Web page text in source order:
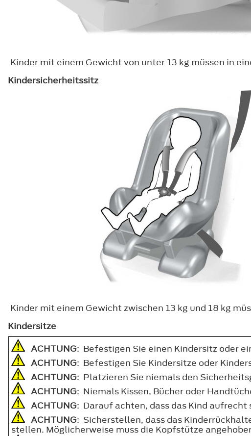
Kinder mit einem Gewicht von unter 13 kg müssen in
Kindersicherheitssitz
Kinder mit einem Gewicht zwischen 13 kg und 18 kg
Kindersitze
ACHTUNG: Befestigen Sie einen Kindersitz oder
ACHTUNG: Befestigen Sie Kindersitze oder
ACHTUNG: Platzieren Sie niemals den
ACHTUNG: Niemals Kissen, Bücher oder
ACHTUNG: Darauf achten, dass das Kind aufrecht
ACHTUNG: Sicherstellen, dass das
stellen. Möglicherweise muss die Kopfstütze